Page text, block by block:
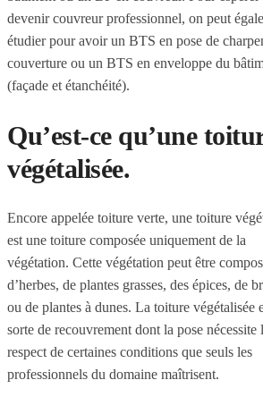
devenir couvreur professionnel, on peut
étudier pour avoir un BTS en pose de
couverture ou un BTS en enveloppe du
(façade et étanchéité).
Qu’est-ce qu’une
végétalisée.
Encore appelée toiture verte, une toiture
est une toiture composée uniquement de la
végétation. Cette végétation peut être
d’herbes, de plantes grasses, des épices, de
ou de plantes à dunes. La toiture végétalisée
sorte de recouvrement dont la pose nécessite
respect de certaines conditions que seuls les
professionnels du domaine maîtrisent.